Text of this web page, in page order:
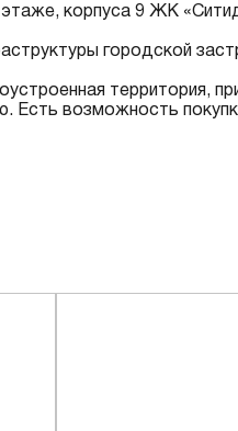
корпуса 9 ЖК
городской
территория,
Есть возможность